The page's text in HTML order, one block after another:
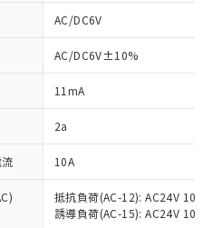
AC/DC6V
AC/DC6V±10%
11mA
2a
10A
抵抗負荷(AC-12): AC24V 10A/
誘導負荷(AC-15): AC24V
ただき、同意のうえ
当社制御機器事業取扱
状況および標準価格
ていただくもので
業取扱商品の中には、
令（10物質）の非含
り替える予定のある
指令（10物質）の
で、対応品を出す予
指令（10物質）の
査中または確認中の
料など無形物で、有
い商品です。
、非含有部品として
含有率が中国RoHSの
を示します。
含有率が中国RoHSの